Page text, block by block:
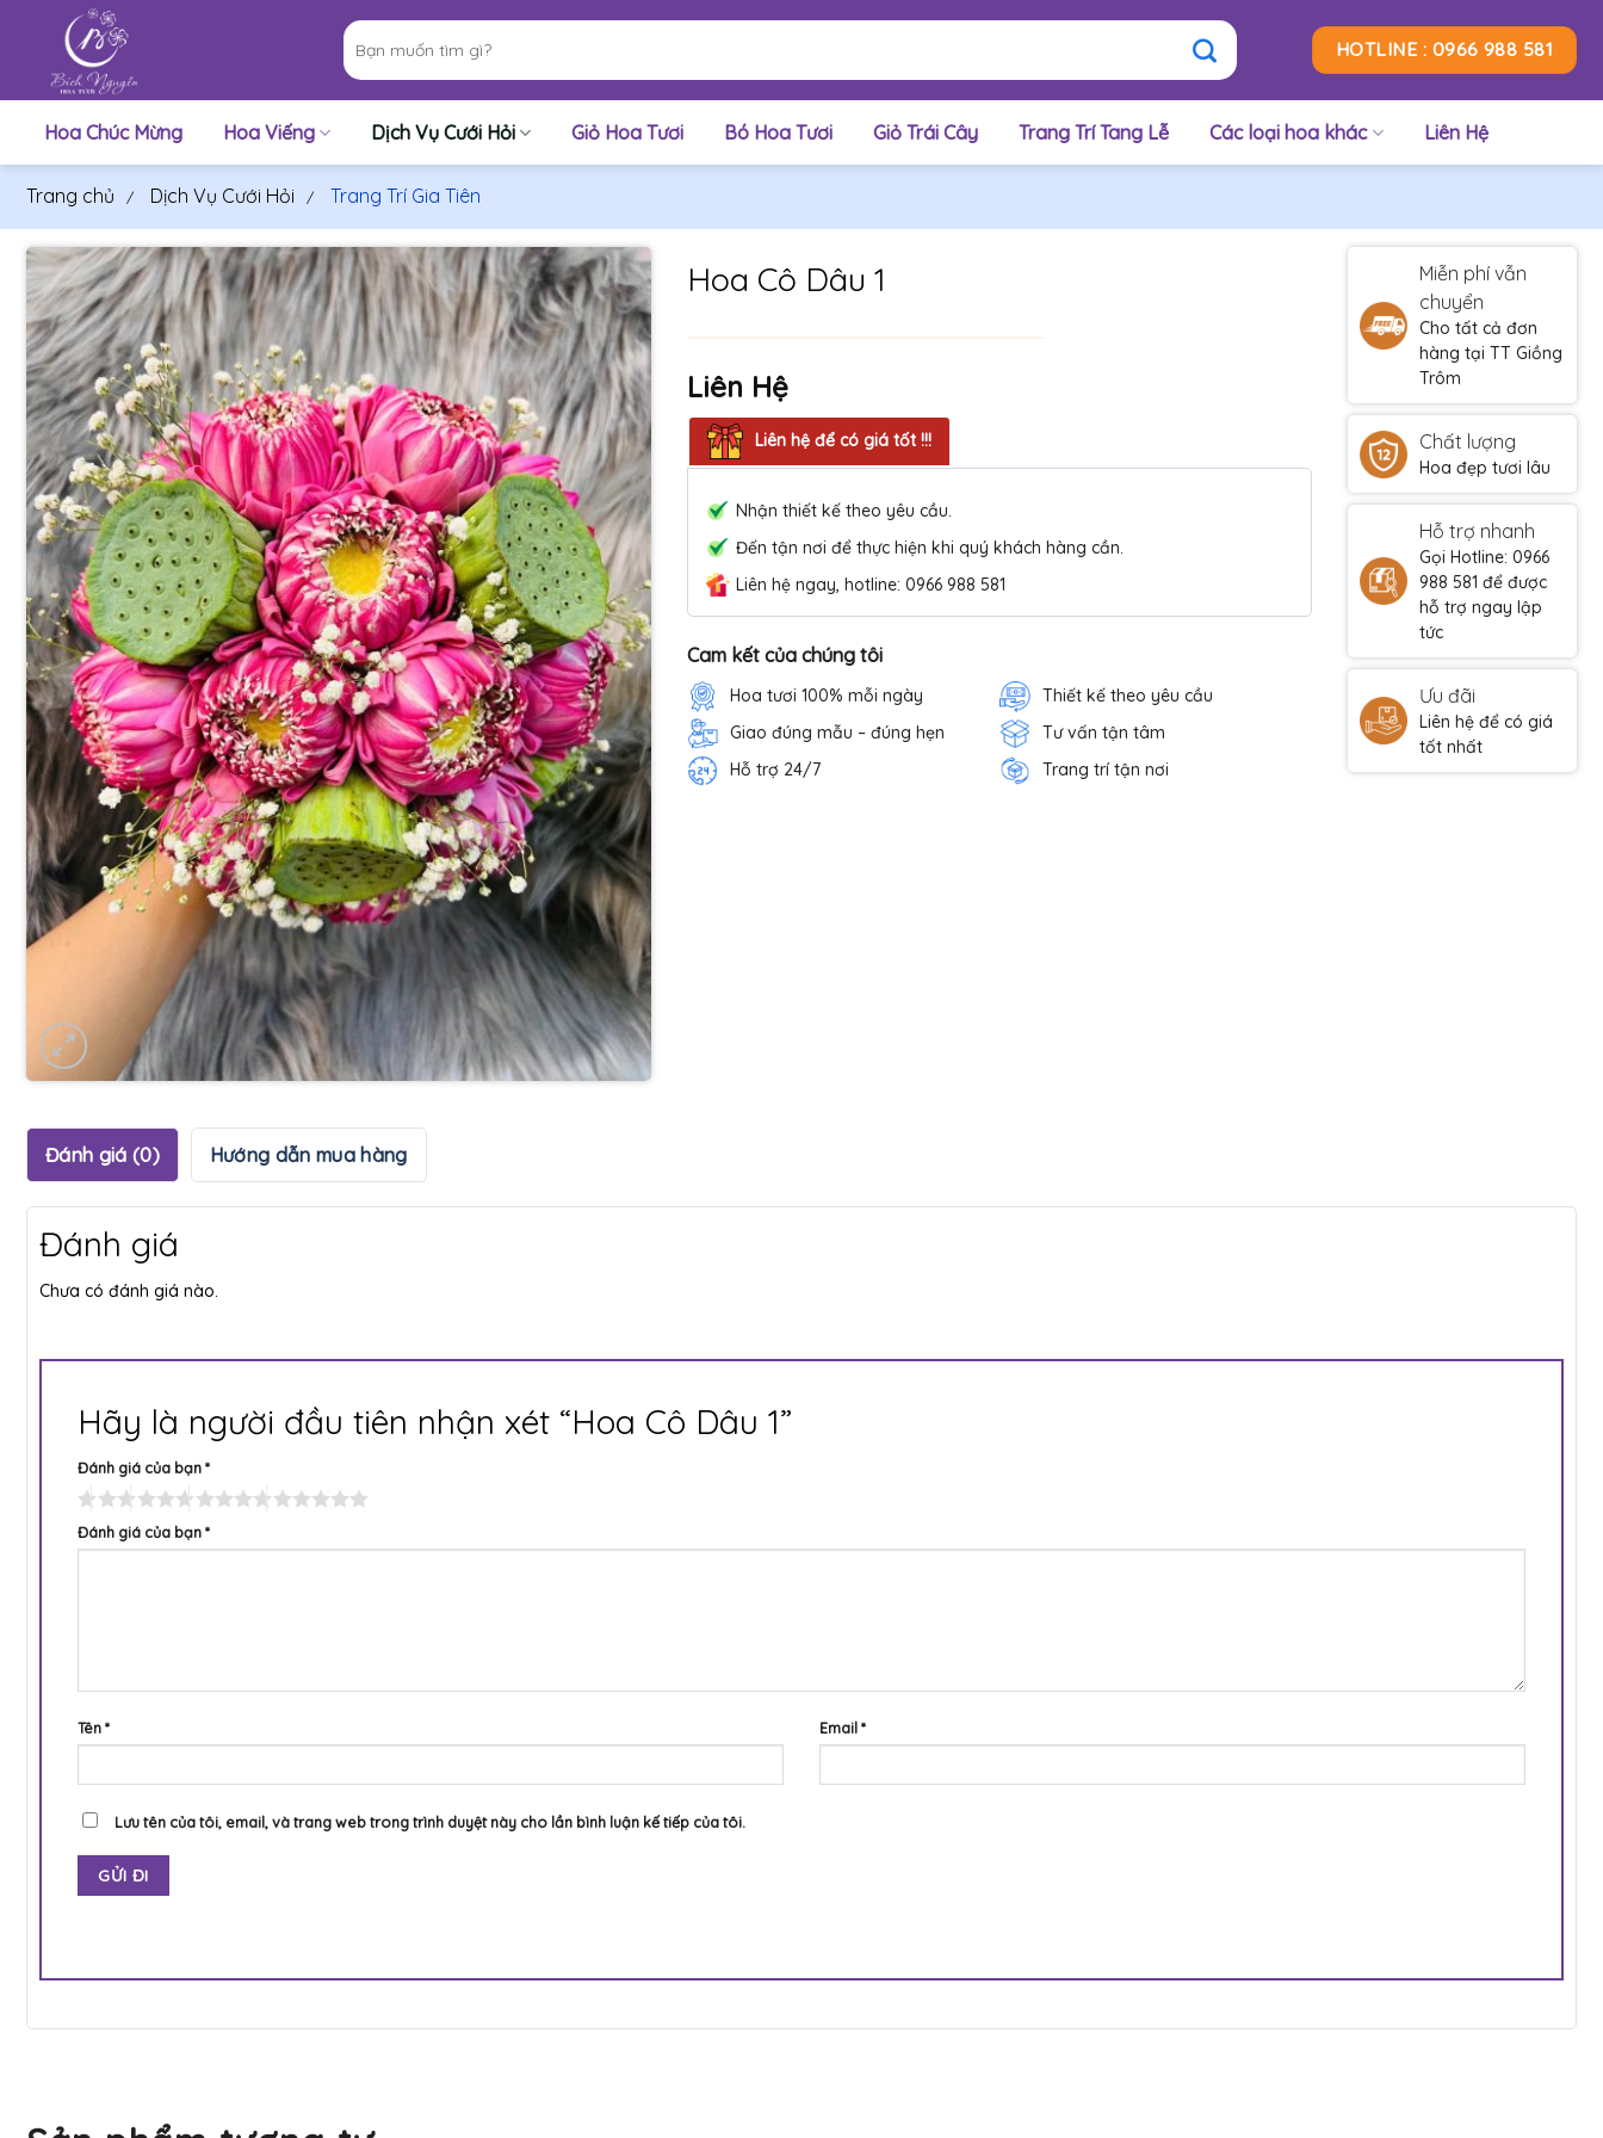
dung
Tìm
kiếm:
HOTLINE : 0966 988 581
Hoa Chúc Mừng Hoa Viếng Dịch Vụ Cưới Hỏi Giỏ Hoa Tươi Bó Hoa Tươi Giỏ Trái Cây Trang Trí Tang Lễ Các loại hoa khác Liên Hệ
Trang chủ Dịch Vụ Cưới Hỏi Trang Trí Gia Tiên
Hoa Cô Dâu 1
Liên Hệ
Liên hệ để có giá tốt !!!
Nhận thiết kế theo yêu cầu.
Đến tận nơi để thực hiện khi quý khách hàng cần.
Liên hệ ngay, hotline: 0966 988 581
Cam kết của chúng tôi
Hoa tươi 100% mỗi ngày
Thiết kế theo yêu cầu
Giao đúng mẫu – đúng hẹn
Tư vấn tận tâm
Hỗ trợ 24/7
Trang trí tận nơi
Miễn phí vẫn
chuyển
Cho tất cả đơn
hàng tại TT Giồng
Trôm
Chất lượng
Hoa đẹp tươi lâu
Hỗ trợ nhanh
Gọi Hotline: 0966
988 581 để được
hỗ trợ ngay lập
tức
Ưu đãi
Liên hệ để có giá
tốt nhất
Đánh giá (0) Hướng dẫn mua hàng
Đánh giá
Chưa có đánh giá nào.
Hãy là người đầu tiên nhận xét “Hoa Cô Dâu 1”
Đánh giá của bạn*
Đánh giá của bạn*
Tên* Email*
Lưu tên của tôi, email, và trang web trong trình duyệt này cho lần bình luận kế tiếp của tôi.